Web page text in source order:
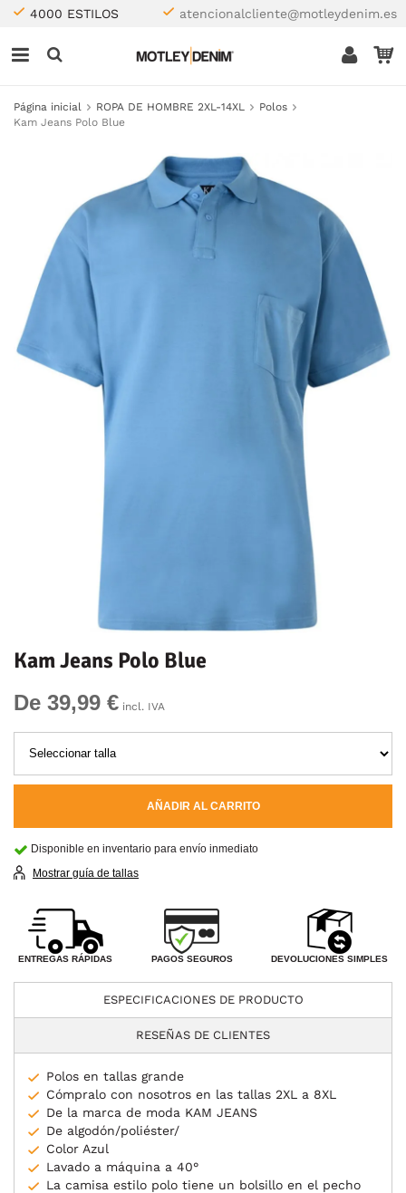
4000 ESTILOS atencionalcliente@motleydenim.es
Página inicial ROPA DE HOMBRE 2XL-14XL
Polos
Kam Jeans Polo Blue
Kam Jeans Polo Blue
De 39,99 € incl. IVA
AÑADIR AL CARRITO
Disponible en inventario para envío inmediato
Mostrar guía de tallas
ENTREGAS RÁPIDAS PAGOS SEGUROS DEVOLUCIONES SIMPLES
ESPECIFICACIONES DE PRODUCTO
RESEÑAS DE CLIENTES
Polos en tallas grande
Cómpralo con nosotros en las tallas 2XL a 8XL
De la marca de moda KAM JEANS
De algodón/poliéster/
Color Azul
Lavado a máquina a 40°
La camisa estilo polo tiene un bolsillo en el pecho